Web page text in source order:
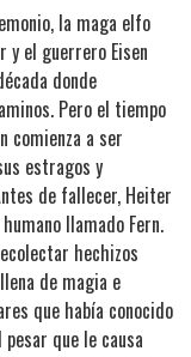
la maga elfo
y el guerrero Eisen
donde
Pero el tiempo
comienza a ser
estragos y
de fallecer, Heiter
llamado Fern.
hechizos
de magia e
que había conocido
que le causa